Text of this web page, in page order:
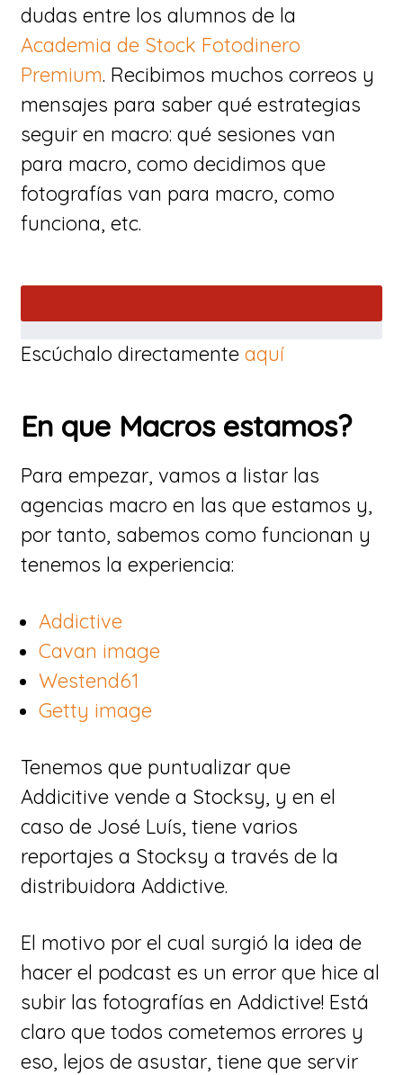
dudas entre los alumnos de la
Academia de Stock Fotodinero
Premium. Recibimos muchos correos y
mensajes para saber qué estrategias
seguir en macro: qué sesiones van
para macro, como decidimos que
fotografías van para macro, como
funciona, etc.
Escúchalo directamenteaquí
En que Macros estamos?
Para empezar, vamos a listar las
agencias macro en las que estamos y,
por tanto, sabemos como funcionan y
tenemos la experiencia:
Addictive
Cavan image
Westend61
Getty image
Tenemos que puntualizar que
Addicitive vende a Stocksy, y en el
caso de José Luís, tiene varios
reportajes a Stocksy a través de la
distribuidora Addictive.
El motivo por el cual surgió la idea de
hacer el podcast es un error que hice al
subir las fotografías en Addictive! Está
claro que todos cometemos errores y
eso, lejos de asustar, tiene que servir